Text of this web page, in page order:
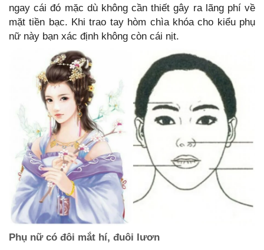
ngay cái đó mặc dù không cần thiết gây ra lãng phí về
mặt tiền bạc. Khi trao tay hòm chìa khóa cho kiểu phụ
nữ này bạn xác định không còn cái nịt.
Phụ nữ có đôi mắt hí, đuôi lươn